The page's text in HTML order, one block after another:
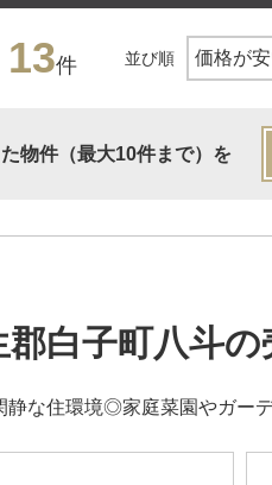
13件 並び順
物件（最大10件まで）を
郡白子町八斗の
静な住環境◎家庭菜園やガー